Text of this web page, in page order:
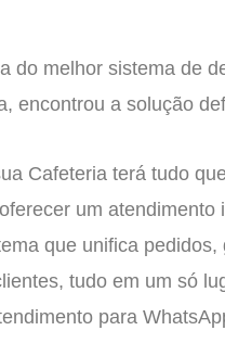
do melhor sistema de
encontrou a solução
Cafeteria terá tudo
um atendimento
que unifica pedidos,
tudo em um só
para